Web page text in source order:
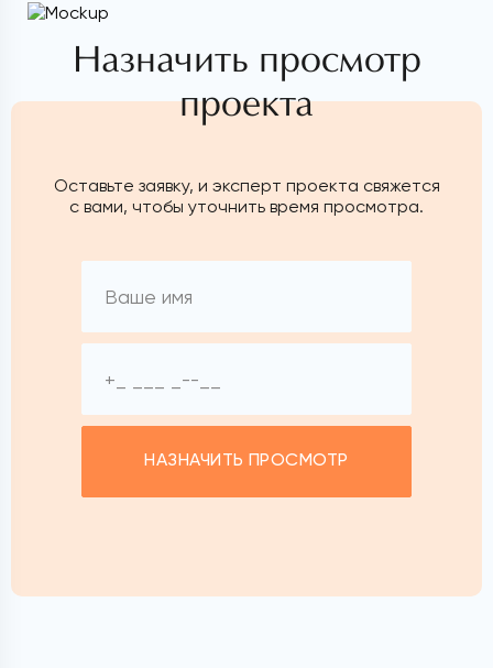
Назначить просмотр
проекта
Оставьте заявку, и эксперт проекта свяжется
с вами, чтобы уточнить время просмотра.
НАЗНАЧИТЬ ПРОСМОТР